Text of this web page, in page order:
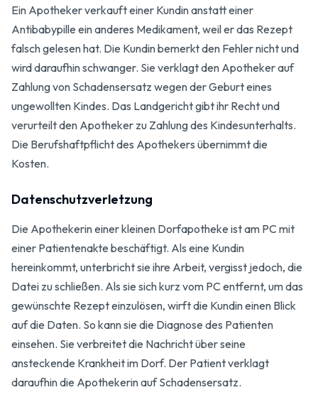
Ein Apotheker verkauft einer Kundin anstatt einer
Antibabypille ein anderes Medikament, weil er das Rezept
falsch gelesen hat. Die Kundin bemerkt den Fehler nicht und
wird daraufhin schwanger. Sie verklagt den Apotheker auf
Zahlung von Schadensersatz wegen der Geburt eines
ungewollten Kindes. Das Landgericht gibt ihr Recht und
verurteilt den Apotheker zu Zahlung des Kindesunterhalts.
Die Berufshaftpflicht des Apothekers übernimmt die
Kosten.
Datenschutzverletzung
Die Apothekerin einer kleinen Dorfapotheke ist am PC mit
einer Patientenakte beschäftigt. Als eine Kundin
hereinkommt, unterbricht sie ihre Arbeit, vergisst jedoch, die
Datei zu schließen. Als sie sich kurz vom PC entfernt, um das
gewünschte Rezept einzulösen, wirft die Kundin einen Blick
auf die Daten. So kann sie die Diagnose des Patienten
einsehen. Sie verbreitet die Nachricht über seine
ansteckende Krankheit im Dorf. Der Patient verklagt
daraufhin die Apothekerin auf Schadensersatz.